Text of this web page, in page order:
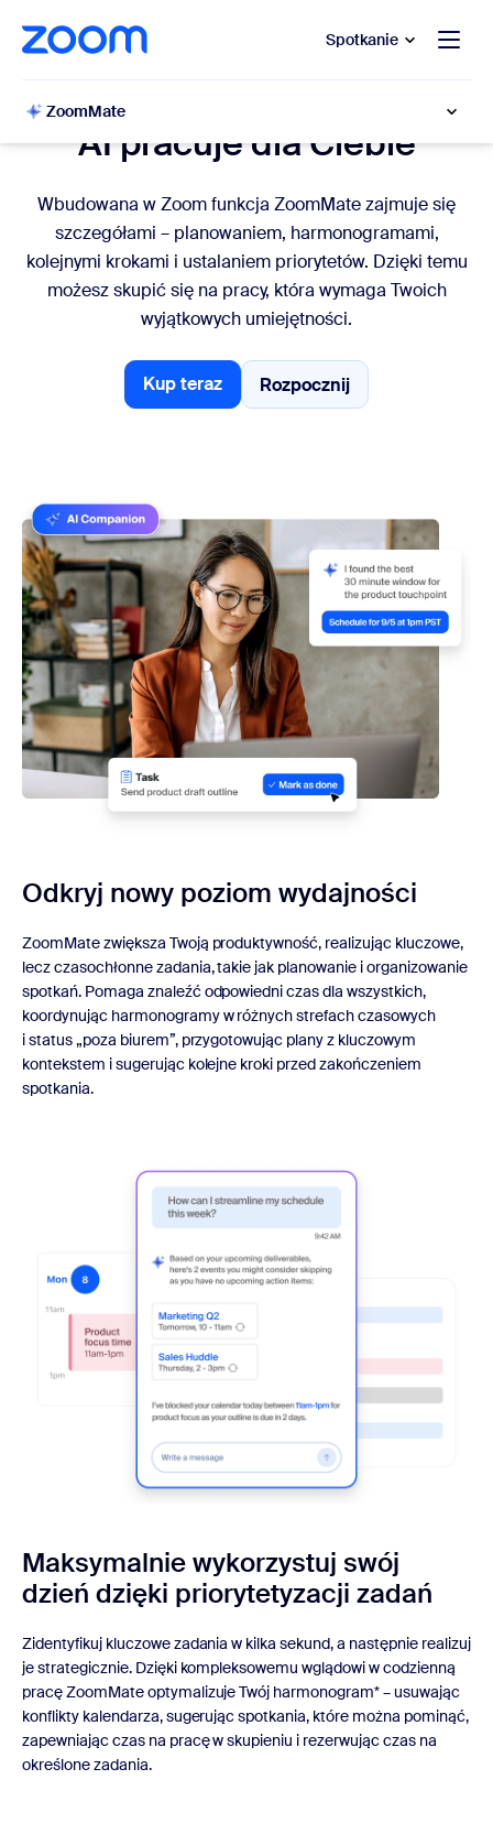
treści głównej
pomocy na czacie Spotkanie
ZoomMate
AI pracuje dla Ciebie
Wbudowana w Zoom funkcja ZoomMate zajmuje się
szczegółami – planowaniem, harmonogramami,
kolejnymi krokami i ustalaniem priorytetów. Dzięki temu
możesz skupić się na pracy, która wymaga Twoich
wyjątkowych umiejętności.
Kup teraz
Kup teraz
Rozpocznij
Rozpocznij
Odkryj nowy poziom wydajności
ZoomMate zwiększa Twoją produktywność, realizując kluczowe,
lecz czasochłonne zadania, takie jak planowanie i organizowanie
spotkań. Pomaga znaleźć odpowiedni czas dla wszystkich,
koordynując harmonogramy w różnych strefach czasowych
i status „poza biurem”, przygotowując plany z kluczowym
kontekstem i sugerując kolejne kroki przed zakończeniem
spotkania.
Maksymalnie wykorzystuj swój
dzień dzięki priorytetyzacji zadań
Zidentyfikuj kluczowe zadania w kilka sekund, a następnie realizuj
je strategicznie. Dzięki kompleksowemu wglądowi w codzienną
pracę ZoomMate optymalizuje Twój harmonogram* – usuwając
konflikty kalendarza, sugerując spotkania, które można pominąć,
zapewniając czas na pracę w skupieniu i rezerwując czas na
określone zadania.